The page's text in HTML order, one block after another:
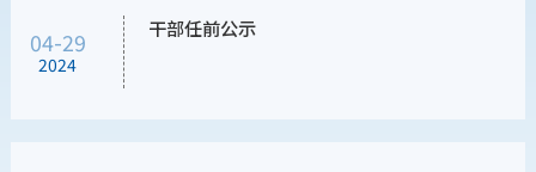
04-29
2024
干部任前公示